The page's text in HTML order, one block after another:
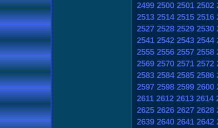
2499 2500 2501 2502
2513 2514 2515 2516
2527 2528 2529 2530
2541 2542 2543 2544
2555 2556 2557 2558
2569 2570 2571 2572
2583 2584 2585 2586
2597 2598 2599 2600
2611 2612 2613 2614
2625 2626 2627 2628
2639 2640 2641 2642